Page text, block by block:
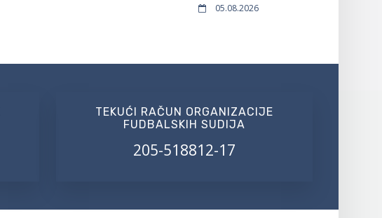
05.08.2026
TEKUĆI RAČUN ORGANIZACIJE
FUDBALSKIH SUDIJA
205-518812-17